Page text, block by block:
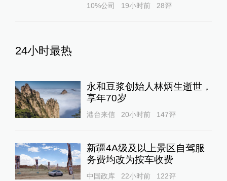
10%公司 19小时前 28评
24小时最热
永和豆浆创始人林炳生逝世，
享年70岁
港台来信 20小时前 147评
新疆4A级及以上景区自驾服
务费均改为按车收费
中国政库 22小时前 122评